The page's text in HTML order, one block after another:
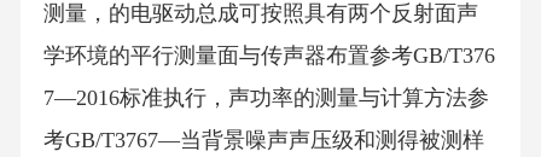
测量，的电驱动总成可按照具有两个反射面声
学环境的平行测量面与传声器布置参考GB/T376
7—2016标准执行，声功率的测量与计算方法参
考GB/T3767—当背景噪声声压级和测得被测样